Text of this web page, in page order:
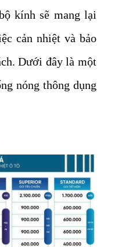
kính sẽ mang lại
cản nhiệt và bảo
Dưới đây là một
nóng thông dụng